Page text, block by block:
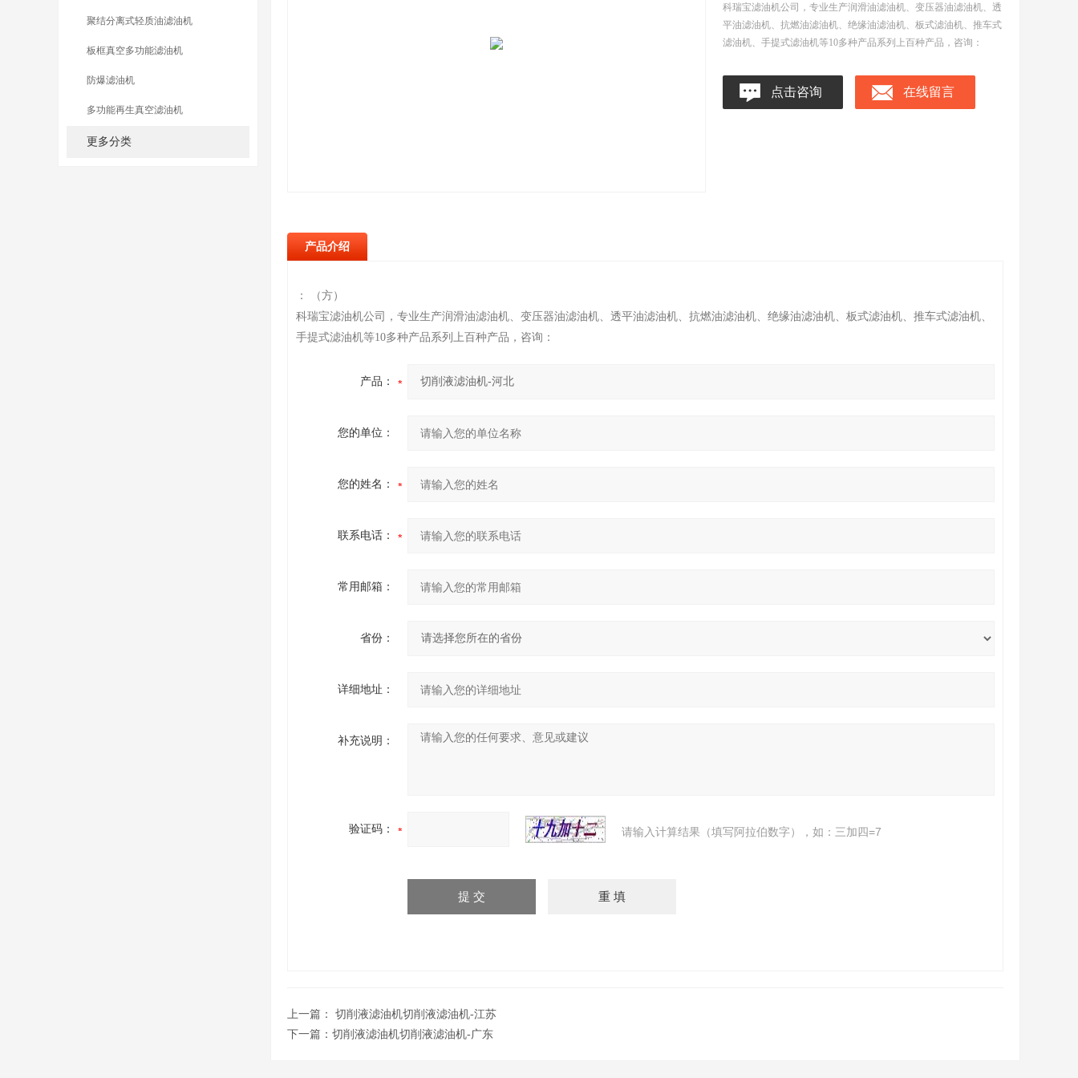
聚结分离式轻质油滤油机
板框真空多功能滤油机
防爆滤油机
多功能再生真空滤油机
更多分类
科瑞宝滤油机公司，专业生产润滑油滤油机、变压器油滤油机、透
平油滤油机、抗燃油滤油机、绝缘油滤油机、板式滤油机、推车式
滤油机、手提式滤油机等10多种产品系列上百种产品，咨询：
点击咨询 在线留言
产品介绍
： （方）
科瑞宝滤油机公司，专业生产润滑油滤油机、变压器油滤油机、透平油滤油机、抗燃油滤油机、绝缘油滤油机、板式滤油机、推车式滤油机、
手提式滤油机等10多种产品系列上百种产品，咨询：
产品：
您的单位：
您的姓名：
联系电话：
常用邮箱：
省份：
详细地址：
补充说明：
验证码： 请输入计算结果（填写阿拉伯数字），如：三加四=7
上一篇： 切削液滤油机切削液滤油机-江苏
下一篇： 切削液滤油机切削液滤油机-广东